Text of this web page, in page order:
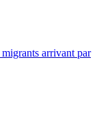
arrivant par